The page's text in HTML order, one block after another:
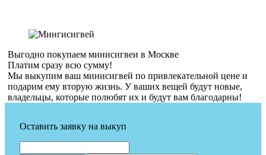
Выгодно покупаем минисигвеи в Москве
Платим сразу всю сумму!
Мы выкупим ваш минисигвей по привлекательной цене и
подарим ему вторую жизнь. У ваших вещей будут новые,
владельцы, которые полюбят их и будут вам благодарны!
Оставить заявку на выкуп